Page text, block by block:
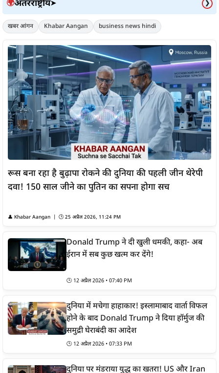
🌍अंतरराष्ट्रीय➤ ❯
खबर आंगन Khabar Aangan business news hindi
रूस बना रहा है बुढ़ापा रोकने की दुनिया की पहली जीन थेरेपी
दवा! 150 साल जीने का पुतिन का सपना होगा सच
👤 Khabar Aangan | 🕒 25 अप्रैल 2026, 11:24 PM
Donald Trump ने दी खुली धमकी, कहा- अब
ईरान में सब कुछ खत्म कर देंगे!
🕒 12 अप्रैल 2026 • 07:40 PM
दुनिया में मचेगा हाहाकार! इस्लामाबाद वार्ता विफल
होने के बाद Donald Trump ने दिया हॉर्मुज की
समुद्री घेराबंदी का आदेश
🕒 12 अप्रैल 2026 • 07:33 PM
दुनिया पर मंडराया युद्ध का खतरा! US और Iran